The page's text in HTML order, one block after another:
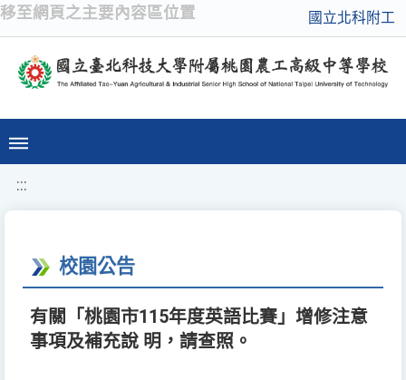
移至網頁之主要內容區位置 國立北科附工
:::
校園公告
有關「桃園市115年度英語比賽」增修注意
事項及補充說 明，請查照。